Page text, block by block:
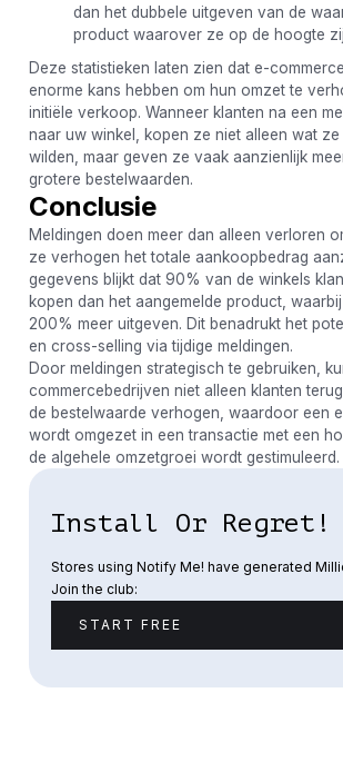
dan het dubbele uitgeven van de
product waarover ze op de hoogte
Deze statistieken laten zien dat e-
enorme kans hebben om hun omzet te
initiële verkoop. Wanneer klanten na een
naar uw winkel, kopen ze niet alleen wat ze
wilden, maar geven ze vaak aanzienlijk
grotere bestelwaarden.
Conclusie
Meldingen doen meer dan alleen verloren
ze verhogen het totale aankoopbedrag
gegevens blijkt dat 90% van de winkels
kopen dan het aangemelde product,
200% meer uitgeven. Dit benadrukt het
en cross-selling via tijdige meldingen.
Door meldingen strategisch te gebruiken,
commercebedrijven niet alleen klanten
de bestelwaarde verhogen, waardoor een
wordt omgezet in een transactie met een
de algehele omzetgroei wordt gestimuleerd.
Install Or Regret!
Stores using Notify Me! have generated
Join the club:
START FREE